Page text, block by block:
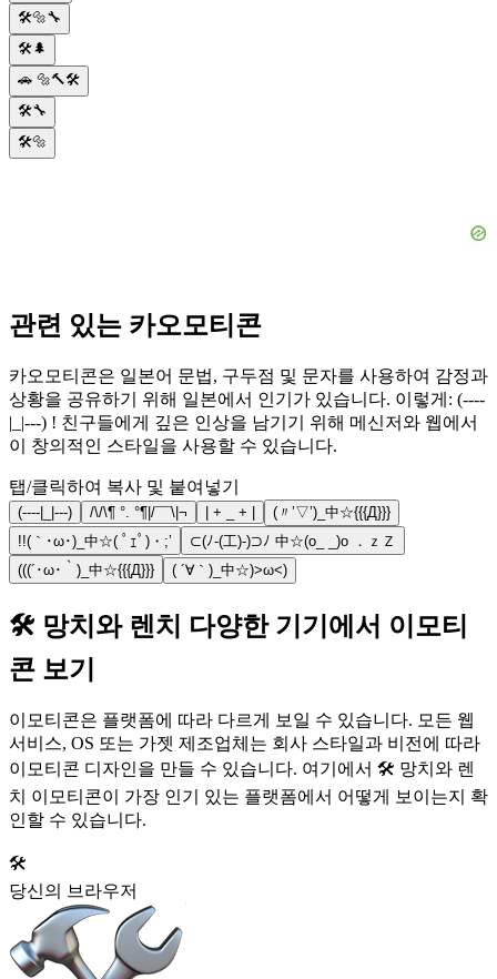
🛠️🔩🔧
🛠️🌲
🚗 🔩🔨🛠️
🛠️🔧
🛠️🔩
관련 있는 카오모티콘
카오모티콘은 일본어 문법, 구두점 및 문자를 사용하여 감정과
상황을 공유하기 위해 일본에서 인기가 있습니다. 이렇게: (----
|_|---) ! 친구들에게 깊은 인상을 남기기 위해 메신저와 웹에서
이 창의적인 스타일을 사용할 수 있습니다.
탭/클릭하여 복사 및 붙여넣기
(----|_|---) /\/\¶ °. °¶|/¯¯\|¬ | + _ + |
(〃’▽’)_中☆{{{Д}}}
!!(｀･ω･)_中☆( ﾟｪﾟ)・;’
⊂(ﾉ-(工)-)⊃ﾉ 中☆(o_ _)o ．ｚＺ
(((´･ω･｀)_中☆{{{Д}}}
( ´∀｀)_中☆)>ω<)
🛠️ 망치와 렌치 다양한 기기에서 이모티
콘 보기
이모티콘은 플랫폼에 따라 다르게 보일 수 있습니다. 모든 웹
서비스, OS 또는 가젯 제조업체는 회사 스타일과 비전에 따라
이모티콘 디자인을 만들 수 있습니다. 여기에서 🛠️ 망치와 렌
치 이모티콘이 가장 인기 있는 플랫폼에서 어떻게 보이는지 확
인할 수 있습니다.
🛠️
당신의 브라우저